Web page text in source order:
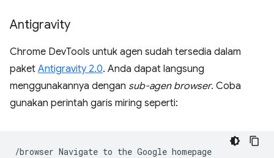
Antigravity
Chrome DevTools untuk agen sudah tersedia dalam
paket Antigravity 2.0. Anda dapat langsung
menggunakannya dengan sub-agen browser. Coba
gunakan perintah garis miring seperti:
/browser Navigate to the Google